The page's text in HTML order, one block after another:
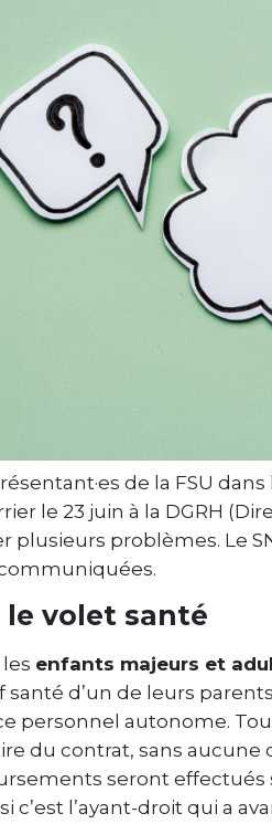
de la FSU
le 23 juin à la DGRH
plusieurs problèmes. Le
le volet santé
enfants majeurs et
d’un de leurs
personnel autonome.
du contrat, sans aucune
seront effectués
c’est l’ayant-droit qui a